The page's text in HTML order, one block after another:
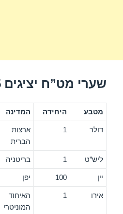
שערי מט”ח יציגים 09/11/2015
מטבע היחידה המדינה
דולר 1
ארצות
הברית
ליש”ט 1 בריטניה
יין 100 יפן
אירו 1
האיחוד
המוניטרי